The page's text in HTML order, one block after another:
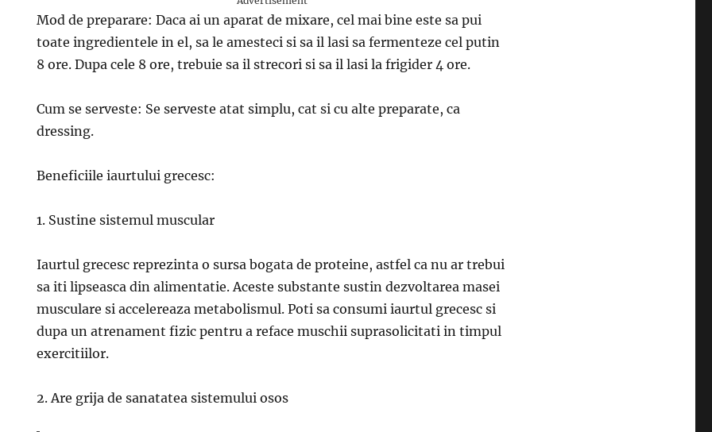
Mod de preparare: Daca ai un aparat de mixare, cel mai bine este sa pui
toate ingredientele in el, sa le amesteci si sa il lasi sa fermenteze cel putin
8 ore. Dupa cele 8 ore, trebuie sa il strecori si sa il lasi la frigider 4 ore.
Cum se serveste: Se serveste atat simplu, cat si cu alte preparate, ca
dressing.
Beneficiile iaurtului grecesc:
1. Sustine sistemul muscular
Iaurtul grecesc reprezinta o sursa bogata de proteine, astfel ca nu ar trebui
sa iti lipseasca din alimentatie. Aceste substante sustin dezvoltarea masei
musculare si accelereaza metabolismul. Poti sa consumi iaurtul grecesc si
dupa un atrenament fizic pentru a reface muschii suprasolicitati in timpul
exercitiilor.
2. Are grija de sanatatea sistemului osos